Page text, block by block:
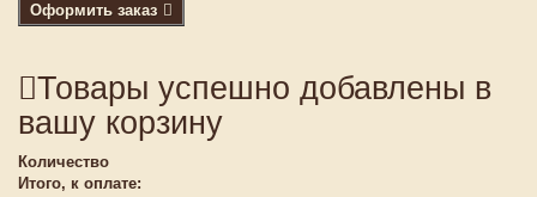
Оформить заказ
Товары успешно добавлены в
вашу корзину
Количество
Итого, к оплате: